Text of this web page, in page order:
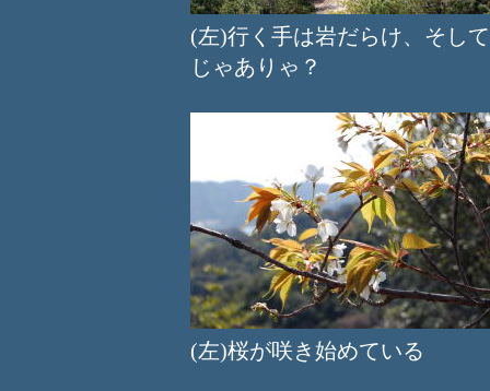
(左)行く手は岩だらけ、
じゃありゃ？
(左)桜が咲き始めている